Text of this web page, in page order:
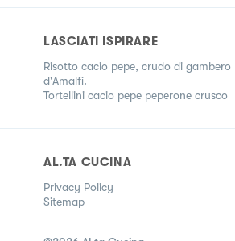
LASCIATI ISPIRARE
Risotto cacio pepe, crudo di gambero
d'Amalfi.
Tortellini cacio pepe peperone crusco
AL.TA CUCINA
Privacy Policy
Sitemap